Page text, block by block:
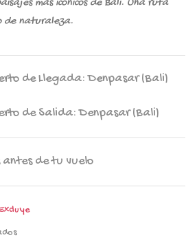
más icónicos de Bali. Una ruta
de naturaleza.
de Llegada: Denpasar (Bali)
de Salida: Denpasar (Bali)
antes de tu vuelo